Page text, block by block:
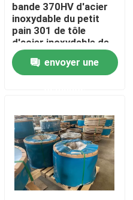
316l
304L
bande 370HV d'acier
inoxydable du petit
pain 301 de tôle
d'acier inoxydable de
3/4H 2B
envoyer une